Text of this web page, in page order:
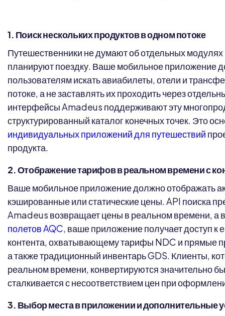
1. Поиск нескольких продуктов в одном потоке
Путешественники не думают об отдельных
планируют поездку. Ваше мобильное приложение
пользователям искать авиабилеты, отели и
потоке, а не заставлять их проходить через
интерфейсы Amadeus поддерживают эту
структурированный каталог конечных точек. Это
индивидуальных приложений для путешествий
продукта.
2. Отображение тарифов в реальном времени с
Ваше мобильное приложение должно отображать
кэшированные или статические цены. API поиска
Amadeus возвращает цены в реальном времени, а в
полетов AQC, ваше приложение получает доступ
контента, охватывающему тарифы NDC и прямые
а также традиционный инвентарь GDS. Клиенты,
реальном времени, конвертируются значительно
сталкивается с несоответствием цен при
3. Выбор места в приложении и дополнительные